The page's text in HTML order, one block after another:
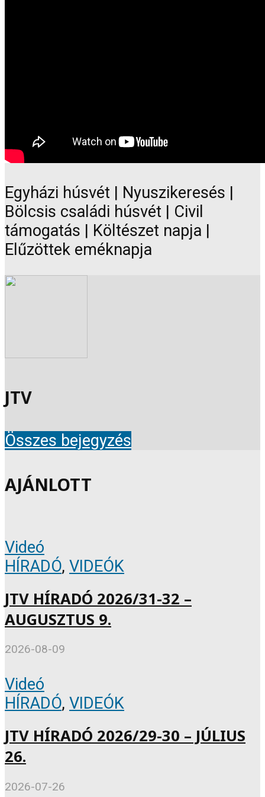
Egyházi húsvét | Nyuszikeresés |
Bölcsis családi húsvét | Civil
támogatás | Költészet napja |
Elűzöttek eméknapja
JTV
Összes bejegyzés
AJÁNLOTT
Videó
HÍRADÓ, VIDEÓK
JTV HÍRADÓ 2026/31-32 –
AUGUSZTUS 9.
2026-08-09
Videó
HÍRADÓ, VIDEÓK
JTV HÍRADÓ 2026/29-30 – JÚLIUS
26.
2026-07-26